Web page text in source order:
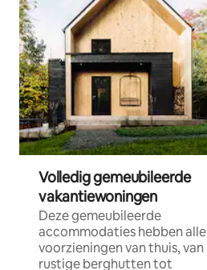
Volledig gemeubileerde
vakantiewoningen
Deze gemeubileerde
accommodaties hebben alle
voorzieningen van thuis, van
rustige berghutten tot